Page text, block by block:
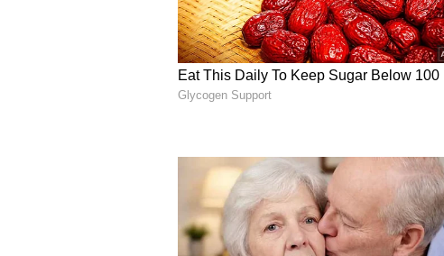
மேயர் தேர்தலுக்கு இன்னும்
கட்சிகளின் தலைமையும் சமுகமான
மேயர் பதவிக்கான காங்கிரஸ்
வேட்புமனுவை வாபஸ் பெற